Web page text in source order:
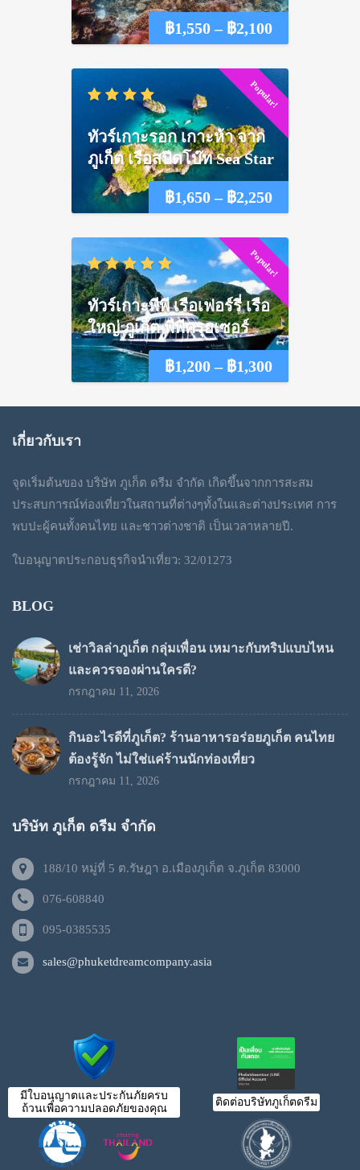
฿1,550 – ฿2,100Price
฿1,550
through
฿2,100
Popular!
฿1,650 – ฿2,250Price
฿1,650
through
฿2,250
ทัวร์เกาะรอก เกาะห้า จาก
ภูเก็ต เรือสปีดโบ๊ท Sea Star
Popular!
฿1,200 – ฿1,300Price
ทัวร์เกาะพีพี เรือเฟอร์รี่ เรือ
ใหญ่ ภูเก็ต พีพีครุยเซอร์
เกี่ยวกับเรา
จุดเริ่มต้นของ บริษัท ภูเก็ต ดรีม จำกัด เกิดขึ้นจากการสะสม
ประสบการณ์ท่องเที่ยวในสถานที่ต่างๆทั้งในและต่างประเทศ การ
พบปะผู้คนทั้งคนไทย และชาวต่างชาติ เป็นเวลาหลายปี.
ใบอนุญาตประกอบธุรกิจนำเที่ยว: 32/01273
BLOG
เช่าวิลล่าภูเก็ต กลุ่มเพื่อน เหมาะกับทริปแบบไหน
และควรจองผ่านใครดี?
กรกฎาคม 11, 2026
กินอะไรดีที่ภูเก็ต? ร้านอาหารอร่อยภูเก็ต คนไทย
ต้องรู้จัก ไม่ใช่แค่ร้านนักท่องเที่ยว
กรกฎาคม 11, 2026
บริษัท ภูเก็ต ดรีม จำกัด
188/10 หมู่ที่ 5 ต.รัษฎา อ.เมืองภูเก็ต จ.ภูเก็ต 83000
076-608840
095-0385535
sales@phuketdreamcompany.asia
มีใบอนุญาตและประกันภัยครบ
ถ้วนเพื่อความปลอดภัยของคุณ
ติดต่อบริษัทภูเก็ตดรีม